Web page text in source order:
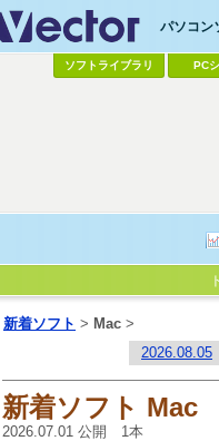
パソコン
ソフトライブラリ PC
新着ソフト > Mac >
2026.08.05
新着ソフト Mac
2026.07.01 公開 1本